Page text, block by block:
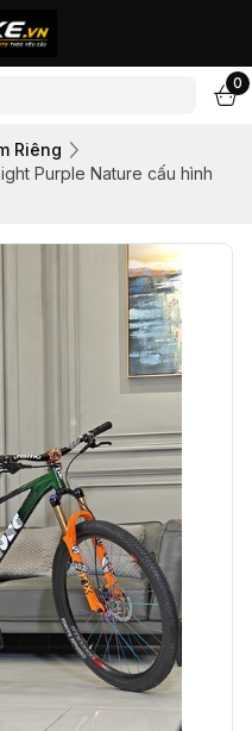
0
Riêng
Purple Nature cấu hình